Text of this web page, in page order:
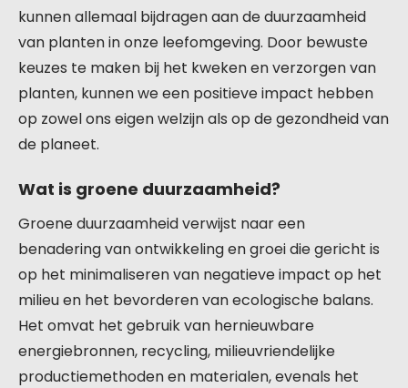
kunnen allemaal bijdragen aan de duurzaamheid
van planten in onze leefomgeving. Door bewuste
keuzes te maken bij het kweken en verzorgen van
planten, kunnen we een positieve impact hebben
op zowel ons eigen welzijn als op de gezondheid van
de planeet.
Wat is groene duurzaamheid?
Groene duurzaamheid verwijst naar een
benadering van ontwikkeling en groei die gericht is
op het minimaliseren van negatieve impact op het
milieu en het bevorderen van ecologische balans.
Het omvat het gebruik van hernieuwbare
energiebronnen, recycling, milieuvriendelijke
productiemethoden en materialen, evenals het